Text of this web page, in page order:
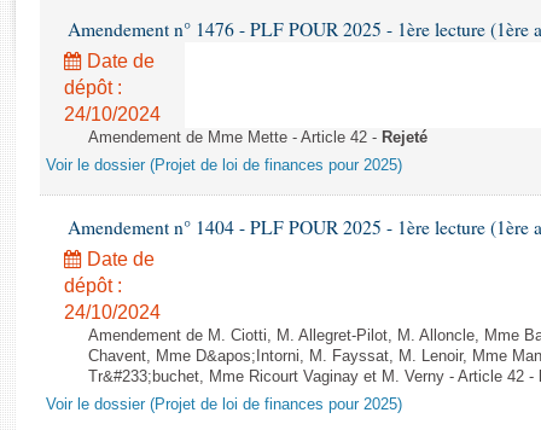
Rapports sur l'application des lois
Baromètre de l’application des lois
Budget et sécurité sociale
Comptes rendus des débats
Amendement n° 1476 - PLF POUR 2025 - 1ère lecture (1ère
Date de
dépôt :
24/10/2024
Amendement de Mme Mette - Article 42 - Rejeté
Voir le dossier (Projet de loi de finances pour 2025)
Amendement n° 1404 - PLF POUR 2025 - 1ère lecture (1ère
Date de
dépôt :
24/10/2024
Amendement de M. Ciotti, M. Allegret-Pilot, M. Alloncle, Mme
Chavent, Mme D&apos;Intorni, M. Fayssat, M. Lenoir, Mme
Tr&#233;buchet, Mme Ricourt Vaginay et M. Verny - Article 42 -
Voir le dossier (Projet de loi de finances pour 2025)